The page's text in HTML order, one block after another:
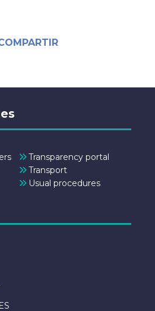
Transparency portal
Transport
Usual procedures